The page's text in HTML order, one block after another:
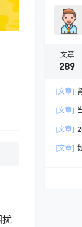
扰
文章
289
[文章]
[文章]
[文章]
[文章]